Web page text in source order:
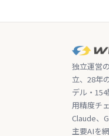
独立運営
立、28年
デル・
用精度チ
Claude、
主要AIを